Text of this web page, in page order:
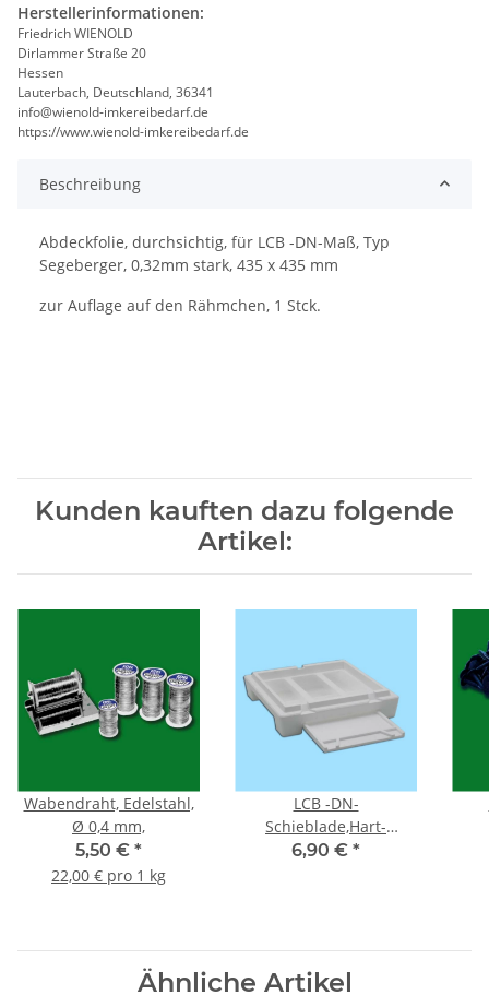
Herstellerinformationen:
Friedrich WIENOLD
Dirlammer Straße 20
Hessen
Lauterbach, Deutschland, 36341
info@wienold-imkereibedarf.de
https://www.wienold-imkereibedarf.de
Beschreibung
Abdeckfolie, durchsichtig, für LCB -DN-Maß, Typ
Segeberger, 0,32mm stark, 435 x 435 mm
zur Auflage auf den Rähmchen, 1 Stck.
Kunden kauften dazu folgende
Artikel:
Wabendraht, Edelstahl,
Ø 0,4 mm,
5,50 € *
22,00 € pro 1 kg
LCB -DN-
Schieblade,Hart-
Styropor®
6,90 € *
Ähnliche Artikel